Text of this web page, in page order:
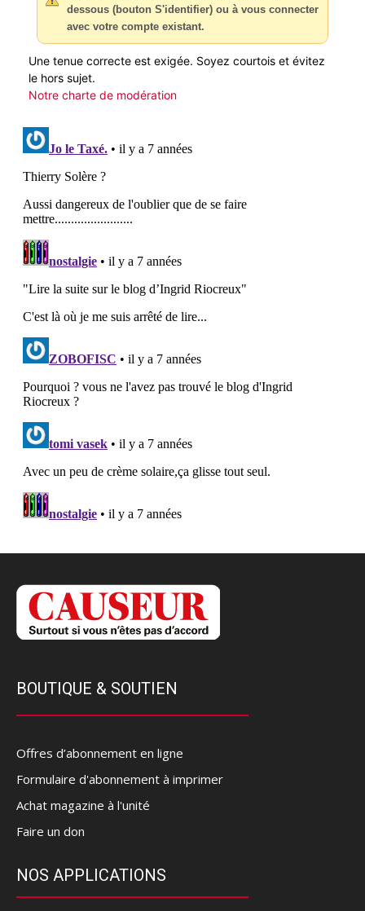
dessous (bouton S'identifier) ou à vous connecter
avec votre compte existant.
Une tenue correcte est exigée. Soyez courtois et évitez
le hors sujet.
Notre charte de modération
BOUTIQUE & SOUTIEN
Offres d’abonnement en ligne
Formulaire d'abonnement à imprimer
Achat magazine à l'unité
Faire un don
NOS APPLICATIONS